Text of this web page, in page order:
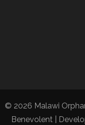
© 2026 Malawi
Benevolent |